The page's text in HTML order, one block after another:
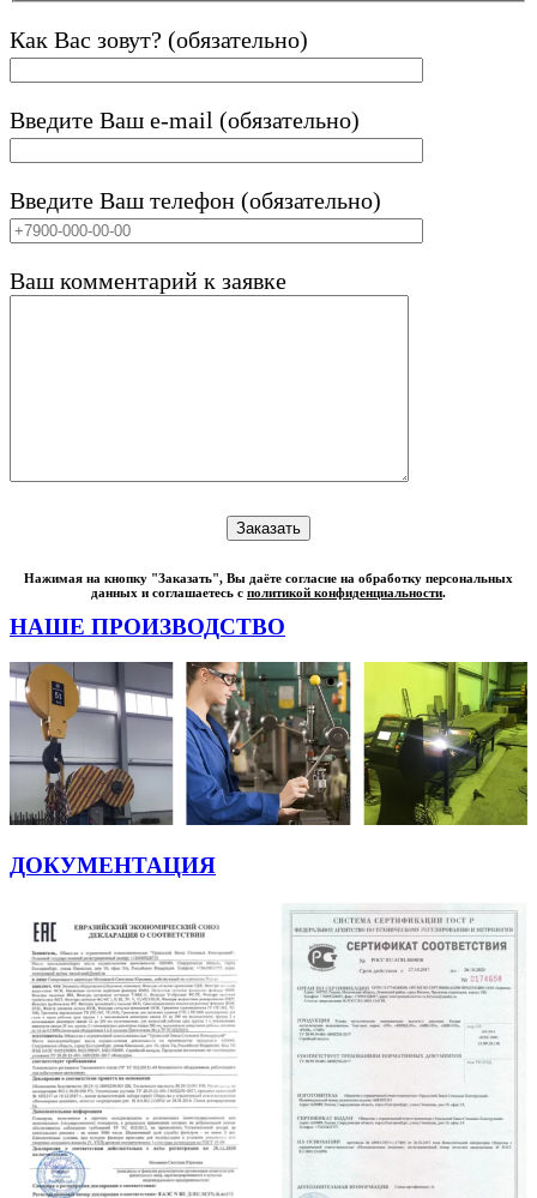
Как Вас зовут? (обязательно)
Введите Ваш e-mail (обязательно)
Введите Ваш телефон (обязательно)
Ваш комментарий к заявке
Нажимая на кнопку "Заказать", Вы даёте согласие на обработку персональных
данных и соглашаетесь с политикой конфиденциальности.
НАШЕ ПРОИЗВОДСТВО
ДОКУМЕНТАЦИЯ